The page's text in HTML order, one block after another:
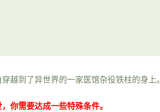
越到了异世界的一家医馆杂役铁柱的身上。
你需要达成一些特殊条件。